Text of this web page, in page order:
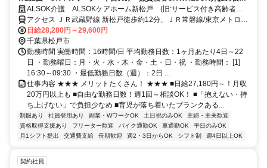
介護スタッフ
ALSOK介護 ALSOKケアホーム新松戸 (旧:サービス付き高齢者向
け住宅 アミカの郷松戸)
アクセス ＪＲ武蔵野線 新松戸徒歩約12分、ＪＲ常磐線/東京メトロ千
代田線 北小金北口徒歩約13分
日給28,280円～29,600円
千葉県松戸市
勤務時間 実働時間：16時間/日 平均勤務日数：1ヶ月あたり4日～22
日 ・勤務曜日：月・火・水・木・金・土・日・祝 ・勤務時間： [1]
16:30～09:30 ・最低勤務日数（週）：2日 ...
仕事内容 ★★★ メリットたくさん！ ★★★ ■日給27,180円～！月収
20万円以上も ■自由な勤務日数！週1回～相談OK！ ■「抱えない・持
ち上げない」で負担少なめ ■育児が落ち着いたブランクある...
制服あり 社員登用あり 副業・WワークOK 土日祝のみOK
主婦・主夫歓迎
資格取得支援あり
フリーター歓迎 バイク通勤OK 車通勤OK
平日のみOK
月1シフト提出
交通費支給 長期歓迎 週2・3日からOK シフト制 週4日以上OK
契約社員